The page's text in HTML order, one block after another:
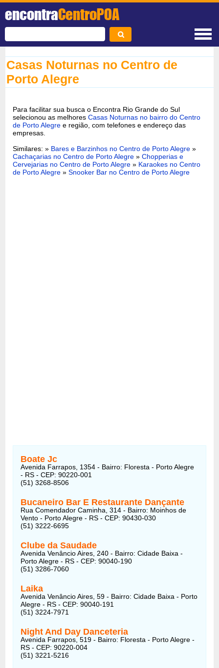
encontraCentroPOA
Casas Noturnas no Centro de
Porto Alegre
Para facilitar sua busca o Encontra Rio Grande do Sul
selecionou as melhoresCasas Noturnas no bairro do Centro
de Porto Alegre e região, com telefones e endereço das
empresas.
Similares: » Bares e Barzinhos no Centro de Porto Alegre »
Cachaçarias no Centro de Porto Alegre »Chopperias e
Cervejarias no Centro de Porto Alegre » Karaokes no Centro
de Porto Alegre »Snooker Bar no Centro de Porto Alegre
Boate Jc
Avenida Farrapos, 1354 - Bairro: Floresta - Porto Alegre
- RS - CEP: 90220-001
(51) 3268-8506
Bucaneiro Bar E Restaurante Dançante
Rua Comendador Caminha, 314 - Bairro: Moinhos de
Vento - Porto Alegre - RS - CEP: 90430-030
(51) 3222-6695
Clube da Saudade
Avenida Venâncio Aires, 240 - Bairro: Cidade Baixa -
Porto Alegre - RS - CEP: 90040-190
(51) 3286-7060
Laika
Avenida Venâncio Aires, 59 - Bairro: Cidade Baixa - Porto
Alegre - RS - CEP: 90040-191
(51) 3224-7971
Night And Day Danceteria
Avenida Farrapos, 519 - Bairro: Floresta - Porto Alegre -
RS - CEP: 90220-004
(51) 3221-5216